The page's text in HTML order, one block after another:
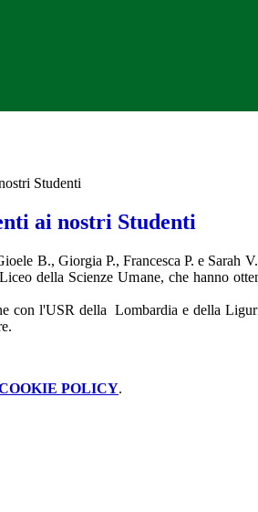
Studenti
ai nostri Studenti
B., Giorgia P., Francesca P. e Sarah
della Scienze Umane, che hanno
l'USR della Lombardia e della
POLICY.